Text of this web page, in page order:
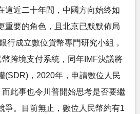
這近二十年間，中國方向始終如
重要的角色，且北京已默默佈局
行成立數位貨幣專門研究小組，
跨境支付系統，同年IMF決議將
(SDR)，2020年，申請數位人民
此事也令川普開始思考是否要繼
爭。目前無止，數位人民幣約有1